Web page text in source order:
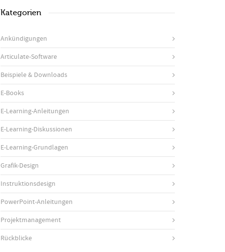
Kategorien
Ankündigungen
Articulate-Software
Beispiele & Downloads
E-Books
E-Learning-Anleitungen
E-Learning-Diskussionen
E-Learning-Grundlagen
Grafik-Design
Instruktionsdesign
PowerPoint-Anleitungen
Projektmanagement
Rückblicke